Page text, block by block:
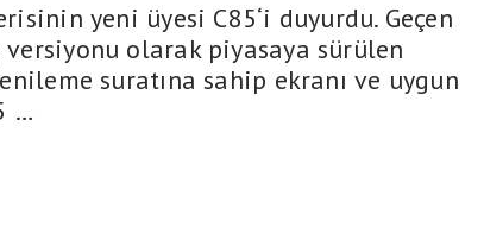
yeni üyesi C85‘i duyurdu. Geçen
olarak piyasaya sürülen
suratına sahip ekranı ve uygun
…